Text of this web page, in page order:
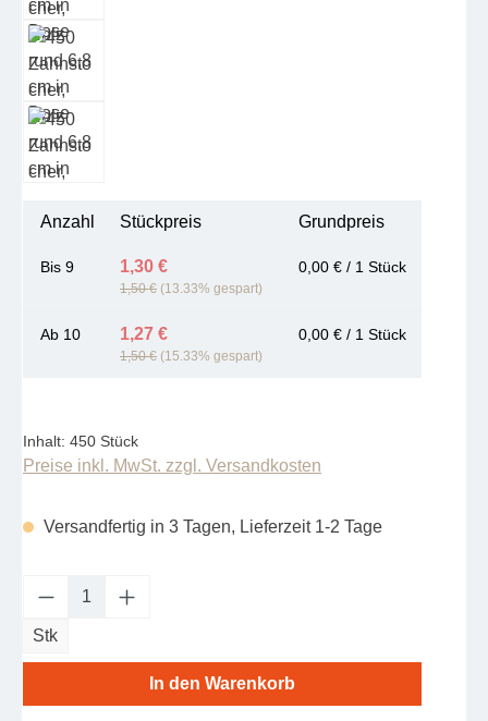
Anzahl Stückpreis Grundpreis
Bis 9 1,30 €
1,50 € (13.33% gespart)
0,00 € / 1 Stück
Ab 10 1,27 €
1,50 € (15.33% gespart)
0,00 € / 1 Stück
Inhalt: 450 Stück
Preise inkl. MwSt. zzgl. Versandkosten
Versandfertig in 3 Tagen, Lieferzeit 1-2 Tage
Produkt Anzahl: Gib den gewünschten
Stk
In den Warenkorb